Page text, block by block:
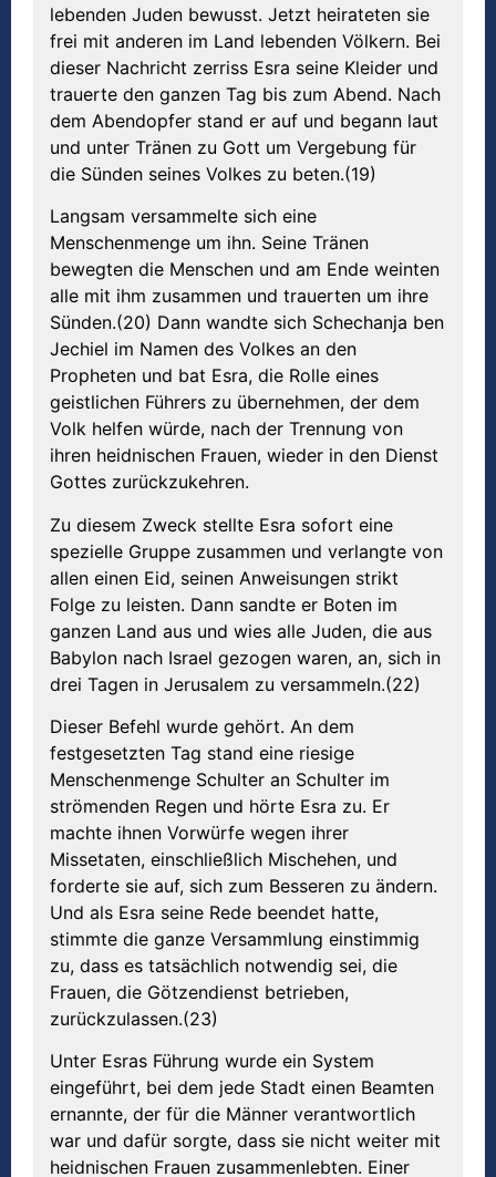
lebenden Juden bewusst. Jetzt heirateten sie
frei mit anderen im Land lebenden Völkern. Bei
dieser Nachricht zerriss Esra seine Kleider und
trauerte den ganzen Tag bis zum Abend. Nach
dem Abendopfer stand er auf und begann laut
und unter Tränen zu Gott um Vergebung für
die Sünden seines Volkes zu beten.(19)
Langsam versammelte sich eine
Menschenmenge um ihn. Seine Tränen
bewegten die Menschen und am Ende weinten
alle mit ihm zusammen und trauerten um ihre
Sünden.(20) Dann wandte sich Schechanja ben
Jechiel im Namen des Volkes an den
Propheten und bat Esra, die Rolle eines
geistlichen Führers zu übernehmen, der dem
Volk helfen würde, nach der Trennung von
ihren heidnischen Frauen, wieder in den Dienst
Gottes zurückzukehren.
Zu diesem Zweck stellte Esra sofort eine
spezielle Gruppe zusammen und verlangte von
allen einen Eid, seinen Anweisungen strikt
Folge zu leisten. Dann sandte er Boten im
ganzen Land aus und wies alle Juden, die aus
Babylon nach Israel gezogen waren, an, sich in
drei Tagen in Jerusalem zu versammeln.(22)
Dieser Befehl wurde gehört. An dem
festgesetzten Tag stand eine riesige
Menschenmenge Schulter an Schulter im
strömenden Regen und hörte Esra zu. Er
machte ihnen Vorwürfe wegen ihrer
Missetaten, einschließlich Mischehen, und
forderte sie auf, sich zum Besseren zu ändern.
Und als Esra seine Rede beendet hatte,
stimmte die ganze Versammlung einstimmig
zu, dass es tatsächlich notwendig sei, die
Frauen, die Götzendienst betrieben,
zurückzulassen.(23)
Unter Esras Führung wurde ein System
eingeführt, bei dem jede Stadt einen Beamten
ernannte, der für die Männer verantwortlich
war und dafür sorgte, dass sie nicht weiter mit
heidnischen Frauen zusammenlebten. Einer